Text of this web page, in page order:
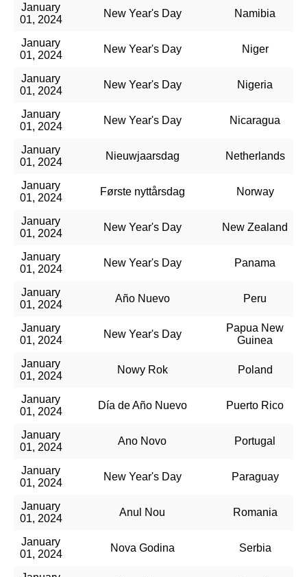
January
01, 2024
New Year's Day Namibia
January
01, 2024
New Year's Day Niger
January
01, 2024
New Year's Day Nigeria
January
01, 2024
New Year's Day Nicaragua
January
01, 2024
Nieuwjaarsdag Netherlands
January
01, 2024
Første nyttårsdag Norway
January
01, 2024
New Year's Day New Zealand
January
01, 2024
New Year's Day Panama
January
01, 2024
Año Nuevo Peru
January
01, 2024
New Year's Day
Papua New
Guinea
January
01, 2024
Nowy Rok Poland
January
01, 2024
Día de Año Nuevo Puerto Rico
January
01, 2024
Ano Novo Portugal
January
01, 2024
New Year's Day Paraguay
January
01, 2024
Anul Nou Romania
January
01, 2024
Nova Godina Serbia